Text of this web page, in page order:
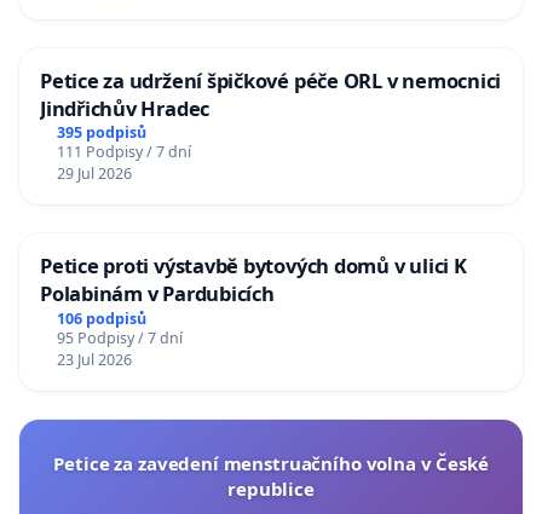
Petice za udržení špičkové péče ORL v nemocnici
Jindřichův Hradec
395 podpisů
111 Podpisy / 7 dní
29 Jul 2026
Petice proti výstavbě bytových domů v ulici K
Polabinám v Pardubicích
106 podpisů
95 Podpisy / 7 dní
23 Jul 2026
Petice za zavedení menstruačního volna v České
republice